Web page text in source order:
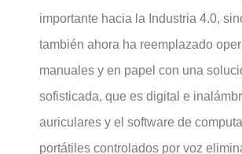
importante hacia la Industria 4.0,
también ahora ha reemplazado
manuales y en papel con una
sofisticada, que es digital e
auriculares y el software de
portátiles controlados por voz